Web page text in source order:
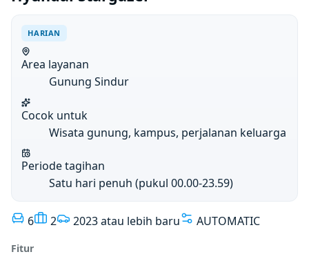
HARIAN
Area layanan
Gunung Sindur
Cocok untuk
Wisata gunung, kampus, perjalanan keluarga
Periode tagihan
Satu hari penuh (pukul 00.00-23.59)
6 2 2023 atau lebih baru AUTOMATIC
Fitur